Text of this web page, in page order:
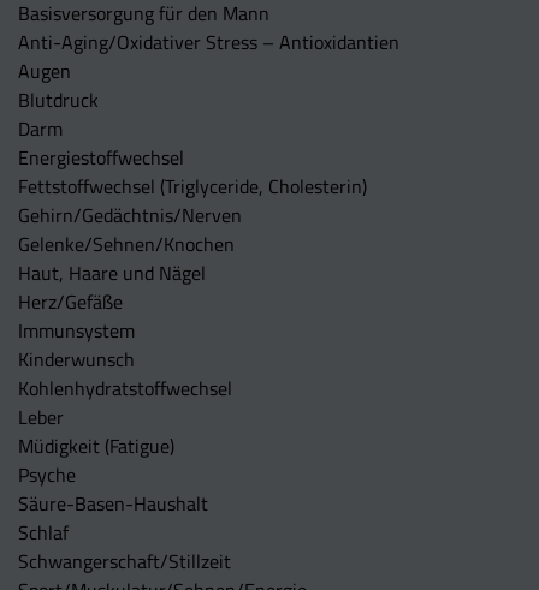
Basisversorgung für den Mann
Anti-Aging/Oxidativer Stress – Antioxidantien
Augen
Blutdruck
Darm
Energiestoffwechsel
Fettstoffwechsel (Triglyceride, Cholesterin)
Gehirn/Gedächtnis/Nerven
Gelenke/Sehnen/Knochen
Haut, Haare und Nägel
Herz/Gefäße
Immunsystem
Kinderwunsch
Kohlenhydratstoffwechsel
Leber
Müdigkeit (Fatigue)
Psyche
Säure-Basen-Haushalt
Schlaf
Schwangerschaft/Stillzeit